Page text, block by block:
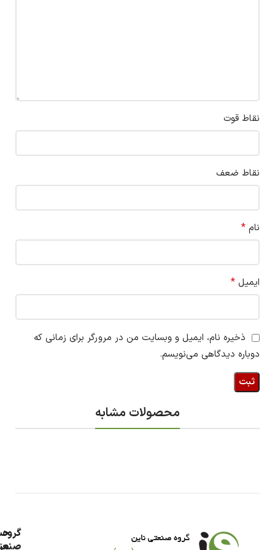
نقاط قوت
نقاط ضعف
نام *
ایمیل *
ذخیره نام، ایمیل و وبسایت من در مرورگر برای زمانی که
دوباره دیدگاهی می‌نویسم.
محصولات مشابه
گروه